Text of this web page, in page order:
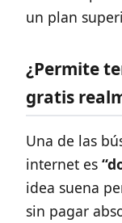
un plan
¿Permite
gratis
Una de las
internet es
idea suena
sin pagar